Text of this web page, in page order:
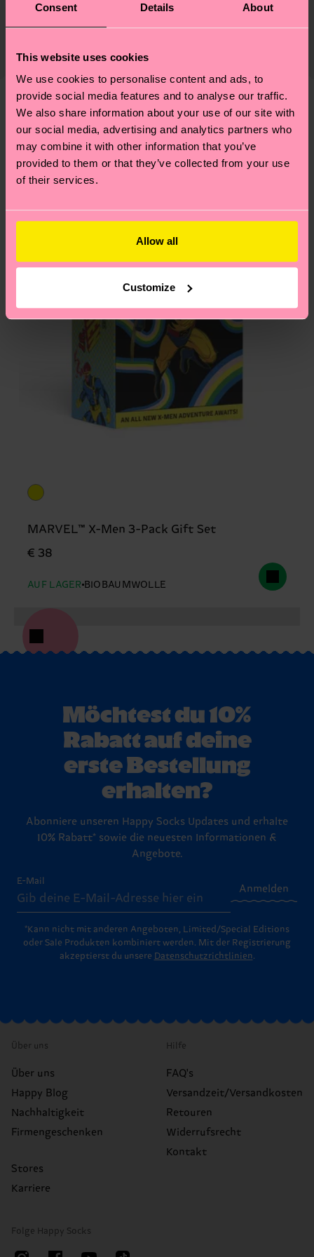
Consent Details About
This website uses cookies
We use cookies to personalise content and ads, to
provide social media features and to analyse our traffic.
We also share information about your use of our site with
our social media, advertising and analytics partners who
may combine it with other information that you’ve
provided to them or that they’ve collected from your use
of their services.
Allow all
Customize
Nachhaltigkeit ist mehr als nur Qualität und
richtige Pflege von Socken und VIELES MEHR!
Weitere Informationen sowie Tipps und Tricks
findest du auf unsererNachhaltigkeitsseite.
Versand & Retouren
ab und unsere länderspezifische Versandübersicht
deine Bestellung versandt wurde. Bitte bedenke,
dass es sich hierbei um einen Richtwert handelt
und die genaue Lieferzeit von der lokalen Post in
deinem Land abhängt.
Du hast Fragen zu einer Retoure? In unserem
Ähnliche muster
Special
Edition
MARVEL™ X-Men 3-Pack Gift Set
€ 38
AUF LAGER BIOBAUMWOLLE
Möchtest du 10%
Rabatt auf deine
erste Bestellung
erhalten?
Abonniere unseren Happy Socks Updates und erhalte
10% Rabatt* sowie die neuesten Informationen &
Angebote.
E-Mail
Anmelden
*Kann nicht mit anderen Angeboten, Limited/Special Editions
oder Sale Produkten kombiniert werden. Mit der Registrierung
akzeptierst du unsere Datenschutzrichtlinien.
Über uns
Über uns
Happy Blog
Nachhaltigkeit
Firmengeschenken
Stores
Karriere
Hilfe
FAQ's
Versandzeit/Versandkosten
Retouren
Widerrufsrecht
Kontakt
Folge Happy Socks